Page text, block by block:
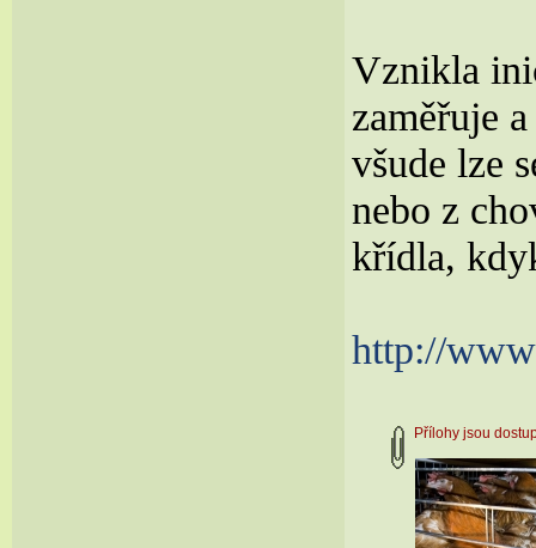
Vznikla
zaměřuje
všude lze
nebo z
křídla,
http://
Přílohy jsou